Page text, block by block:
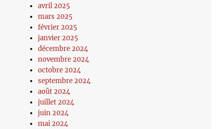
avril 2025
mars 2025
février 2025
janvier 2025
décembre 2024
novembre 2024
octobre 2024
septembre 2024
août 2024
juillet 2024
juin 2024
mai 2024